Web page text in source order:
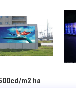
m2 ha